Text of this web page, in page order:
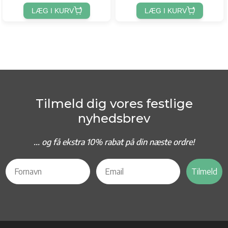
LÆG I KURV LÆG I KURV
Tilmeld dig vores festlige
nyhedsbrev
... og få ekstra 10% rabat på din næste ordre!
Tilmeld